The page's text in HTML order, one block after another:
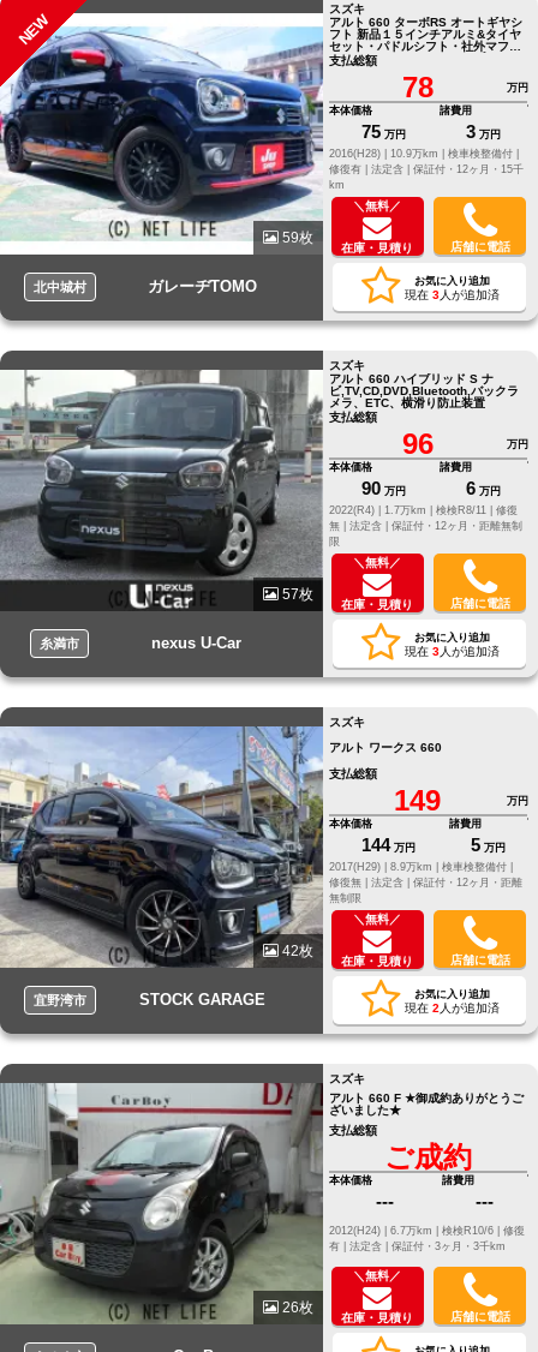
NEW
59枚
北中城村 ガレーヂTOMO
スズキ
アルト 660 ターボRS オートギヤシ
フト 新品１５インチアルミ&タイヤ
セット・パドルシフト・社外マフラ
ー・メーター・テールランプ・サス
ペンショ
支払総額
78
万円
本体価格
75 万円
諸費用
3 万円
2016(H28) |
10.9万km |
検車検整備付 |
修復有 | 法定含 | 保証付・12ヶ月・15千
km
＼無料／
在庫・見積り 店舗に電話
お気に入り追加
現在 3人が追加済
57枚
糸満市 nexus U-Car
スズキ
アルト 660 ハイブリッド S ナ
ビ,TV,CD,DVD,Bluetooth,バックラ
メラ、ETC、横滑り防止装置
支払総額
96
万円
本体価格
90 万円
諸費用
6 万円
2022(R4) |
1.7万km | 検検R8/11 | 修復
無 | 法定含 | 保証付・12ヶ月・距離無制
限
＼無料／
在庫・見積り 店舗に電話
お気に入り追加
現在 3人が追加済
42枚
宜野湾市 STOCK GARAGE
スズキ
アルト ワークス 660
支払総額
149
万円
本体価格
144 万円
諸費用
5 万円
2017(H29) |
8.9万km |
検車検整備付 |
修復無 | 法定含 | 保証付・12ヶ月・距離
無制限
＼無料／
在庫・見積り 店舗に電話
お気に入り追加
現在 2 人が追加済
26枚
スズキ
アルト 660 F ★御成約ありがとうご
ざいました★
支払総額
ご成約
本体価格
---
諸費用
---
修復
有 | 法定含 | 保証付・3ヶ月・3千km
＼無料／
在庫・見積り 店舗に電話